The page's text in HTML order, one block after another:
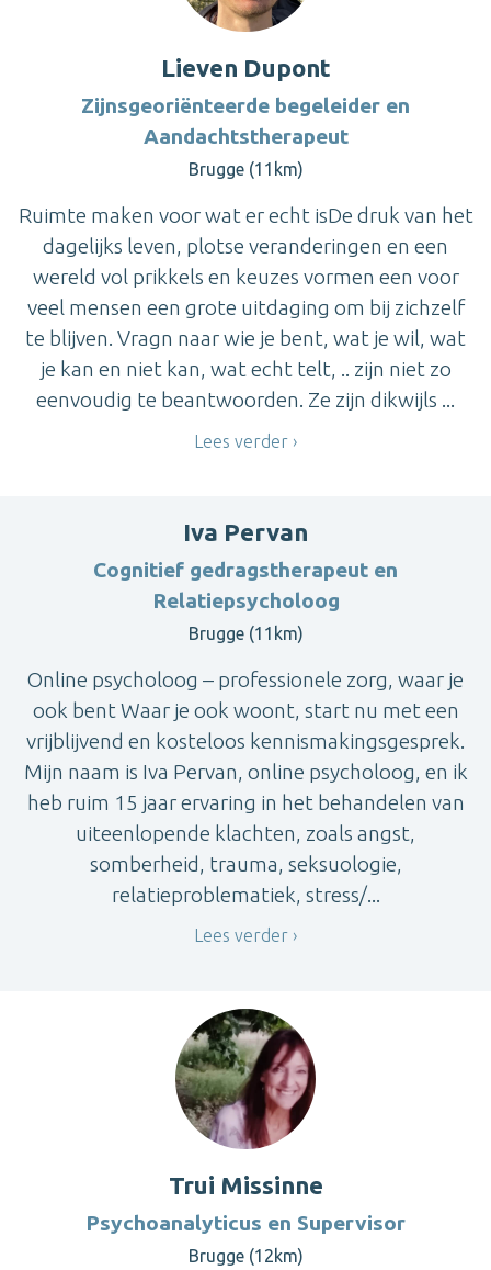
Lieven Dupont
Zijnsgeoriënteerde begeleider en
Aandachtstherapeut
Brugge (11km)
Ruimte maken voor wat er echt isDe druk van het
dagelijks leven, plotse veranderingen en een
wereld vol prikkels en keuzes vormen een voor
veel mensen een grote uitdaging om bij zichzelf
te blijven. Vragn naar wie je bent, wat je wil, wat
je kan en niet kan, wat echt telt, .. zijn niet zo
eenvoudig te beantwoorden. Ze zijn dikwijls ...
Lees verder
Iva Pervan
Cognitief gedragstherapeut en
Relatiepsycholoog
Brugge (11km)
Online psycholoog – professionele zorg, waar je
ook bent Waar je ook woont, start nu met een
vrijblijvend en kosteloos kennismakingsgesprek.
Mijn naam is Iva Pervan, online psycholoog, en ik
heb ruim 15 jaar ervaring in het behandelen van
uiteenlopende klachten, zoals angst,
somberheid, trauma, seksuologie,
relatieproblematiek, stress/...
Lees verder
Trui Missinne
Psychoanalyticus en Supervisor
Brugge (12km)